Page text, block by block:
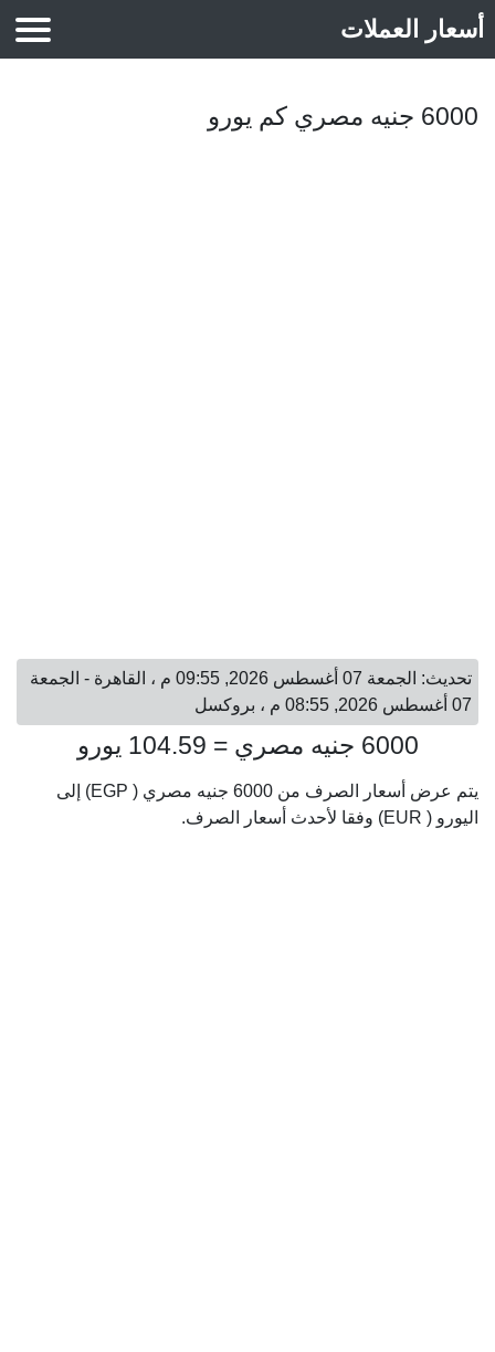
أسعار العملات
6000 جنيه مصري كم يورو
تحديث: الجمعة 07 أغسطس 2026, 09:55 م ، القاهرة - الجمعة
07 أغسطس 2026, 08:55 م ، بروكسل
6000 جنيه مصري = 104.59 يورو
يتم عرض أسعار الصرف من 6000 جنيه مصري ( EGP) إلى
اليورو ( EUR) وفقا لأحدث أسعار الصرف.